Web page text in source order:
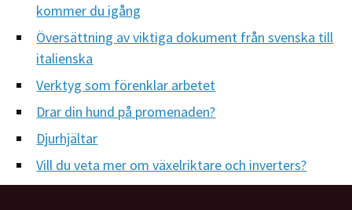
kommer du igång
Översättning av viktiga dokument från svenska till
italienska
Verktyg som förenklar arbetet
Drar din hund på promenaden?
Djurhjältar
Vill du veta mer om växelriktare och inverters?